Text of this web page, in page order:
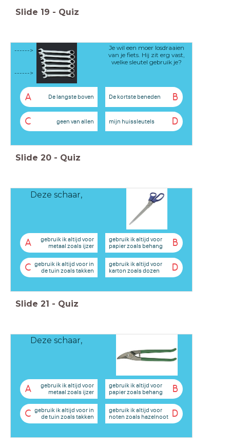
Slide 19 - Quiz
Je wil een moer losdraaien
van je fiets. Hij zit erg vast,
welke sleutel gebruik je?
------>
------>
A De langste boven B
De kortste beneden
C geen van allen D
mijn huissleutels
Slide 20 - Quiz
Deze schaar,
A
gebruik ik altijd voor
metaal zoals ijzer
B
gebruik ik altijd voor
papier zoals behang
C gebruik ik altijd voor in
de tuin zoals takken
D
gebruik ik altijd voor
karton zoals dozen
Slide 21 - Quiz
Deze schaar,
A
gebruik ik altijd voor
metaal zoals ijzer
B
gebruik ik altijd voor
papier zoals behang
C gebruik ik altijd voor in
de tuin zoals takken
D
gebruik ik altijd voor
noten zoals hazelnoot